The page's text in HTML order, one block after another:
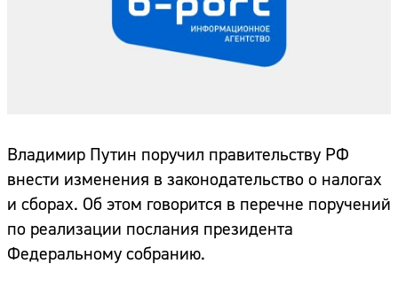
Владимир Путин поручил правительству РФ
внести изменения в законодательство о налогах
и сборах. Об этом говорится в перечне поручений
по реализации послания президента
Федеральному собранию.